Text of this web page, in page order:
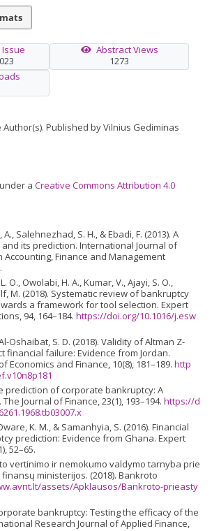
Abstract Views
1273
Author(s). Published by Vilnius Gediminas
a Creative Commons Attribution 4.0
Salehnezhad, S. H., & Ebadi, F. (2013). A
its prediction. International Journal of
Accounting, Finance and Management
O., Owolabi, H. A., Kumar, V., Ajayi, S. O.,
M. (2018). Systematic review of bankruptcy
a framework for tool selection. Expert
94, 164–184. https://doi.org/10.1016/j.esw
Oshaibat, S. D. (2018). Validity of Altman Z-
financial failure: Evidence from Jordan.
Economics and Finance, 10(8), 181–189. http
prediction of corporate bankruptcy: A
Journal of Finance, 23(1), 193–194. https://d
K. M., & Samanhyia, S. (2016). Financial
prediction: Evidence from Ghana. Expert
52–65.
vertinimo ir nemokumo valdymo tarnyba prie
ministerijos. (2018). Bankroto
assets/Apklausos/Bankroto-prieasty
bankruptcy: Testing the efficacy of the
Research Journal of Applied Finance,